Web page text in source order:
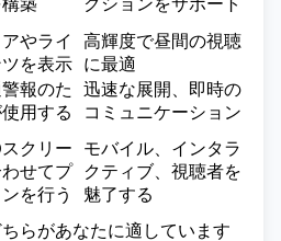
やライ
を表示
高輝度で昼間の視聴
に最適
報のた
用する
迅速な展開、即時の
コミュニケーション
クリー
せてプ
を行う
モバイル、インタラ
クティブ、視聴者を
魅了する
らがあなたに適しています